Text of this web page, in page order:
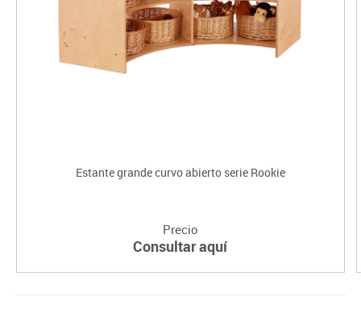
Estante grande curvo abierto serie Rookie
Precio
Consultar aquí